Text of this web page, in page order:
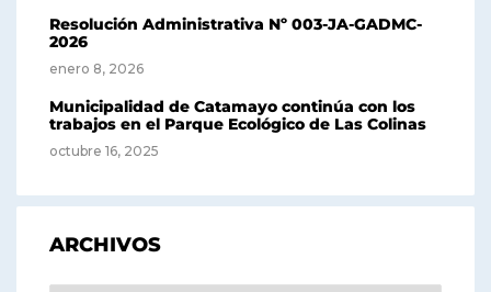
Resolución Administrativa Nº 003-JA-GADMC-
2026
enero 8, 2026
Municipalidad de Catamayo continúa con los
trabajos en el Parque Ecológico de Las Colinas
octubre 16, 2025
ARCHIVOS